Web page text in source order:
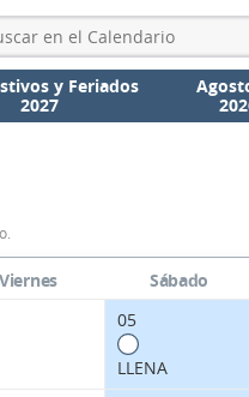
y Feriados
2027
Viernes Sábado
05
LLENA